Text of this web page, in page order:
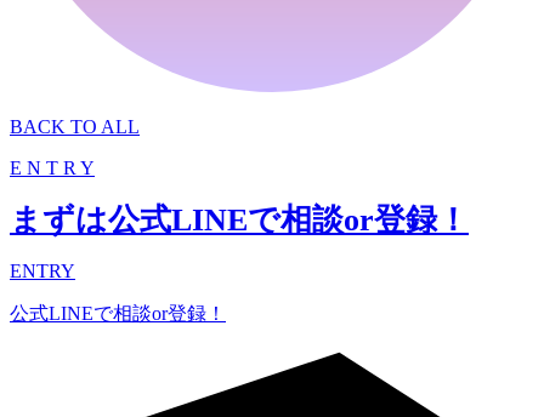
BACK TO ALL
E N T R Y
まずは公式LINEで相談or登録！
ENTRY
公式LINEで相談or登録！